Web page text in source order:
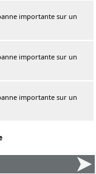
importante sur un
importante sur un
importante sur un